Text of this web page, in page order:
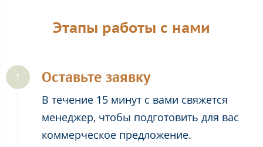
Этапы работы с нами
Оставьте заявку
В течение 15 минут с вами свяжется
менеджер, чтобы подготовить для вас
коммерческое предложение.